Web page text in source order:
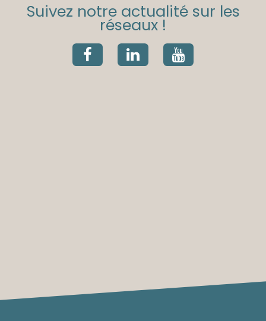
Suivez notre actualité sur les
réseaux !